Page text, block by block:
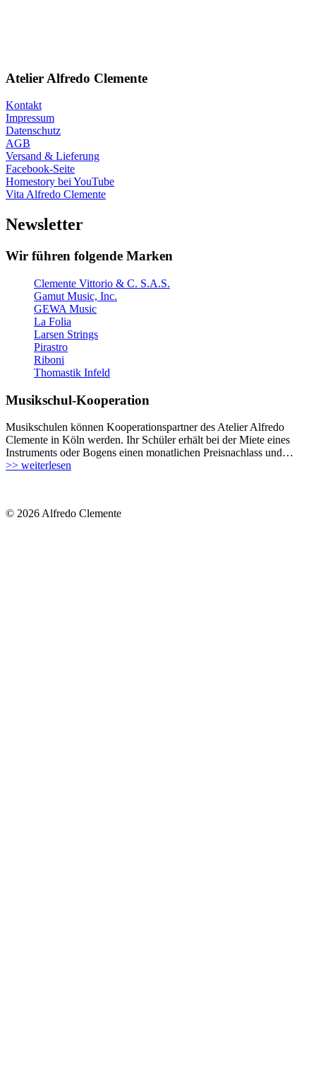
Atelier Alfredo Clemente
Kontakt
Impressum
Datenschutz
AGB
Versand & Lieferung
Facebook-Seite
Homestory bei YouTube
Vita Alfredo Clemente
Newsletter
Wir führen folgende Marken
Clemente Vittorio & C. S.A.S.
Gamut Music, Inc.
GEWA Music
La Folia
Larsen Strings
Pirastro
Riboni
Thomastik Infeld
Musikschul-Kooperation
Musikschulen können Kooperationspartner des Atelier Alfredo
Clemente in Köln werden. Ihr Schüler erhält bei der Miete eines
Instruments oder Bogens einen monatlichen Preisnachlass und…
>> weiterlesen
© 2026 Alfredo Clemente